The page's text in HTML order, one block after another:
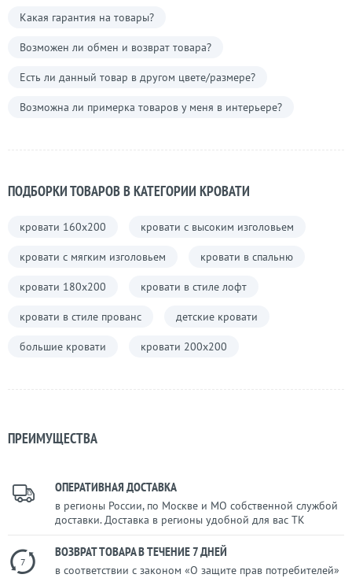
Какая гарантия на товары?
Возможен ли обмен и возврат товара?
Есть ли данный товар в другом цвете/размере?
Возможна ли примерка товаров у меня в интерьере?
ПОДБОРКИ ТОВАРОВ В КАТЕГОРИИ КРОВАТИ
кровати 160х200 кровати с высоким изголовьем
кровати с мягким изголовьем кровати в спальню
кровати 180х200 кровати в стиле лофт
кровати в стиле прованс детские кровати
большие кровати кровати 200х200
ПРЕИМУЩЕСТВА
ОПЕРАТИВНАЯ ДОСТАВКА
в регионы России, по Москве и МО собственной службой
доставки. Доставка в регионы удобной для вас ТК
7
ВОЗВРАТ ТОВАРА В ТЕЧЕНИЕ 7 ДНЕЙ
в соответствии с законом «О защите прав потребителей»